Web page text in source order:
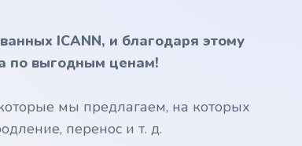
ICANN, и благодаря этому
по выгодным ценам!
мы предлагаем, на которых
перенос и т. д.